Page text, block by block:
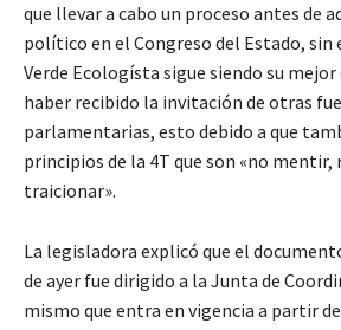
que llevar a cabo un proceso antes de
político en el Congreso del Estado, sin
Verde Ecologísta sigue siendo su mejor
haber recibido la invitación de otras
parlamentarias, esto debido a que
principios de la 4T que son «no mentir,
traicionar».
La legisladora explicó que el
de ayer fue dirigido a la Junta de
mismo que entra en vigencia a partir